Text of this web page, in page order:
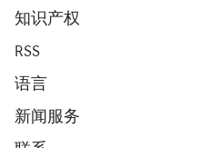
知识产权
RSS
语言
新闻服务